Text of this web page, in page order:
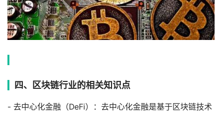
四、区块链行业的相关知识点
- 去中心化金融（DeFi）：去中心化金融是基于区块链技术